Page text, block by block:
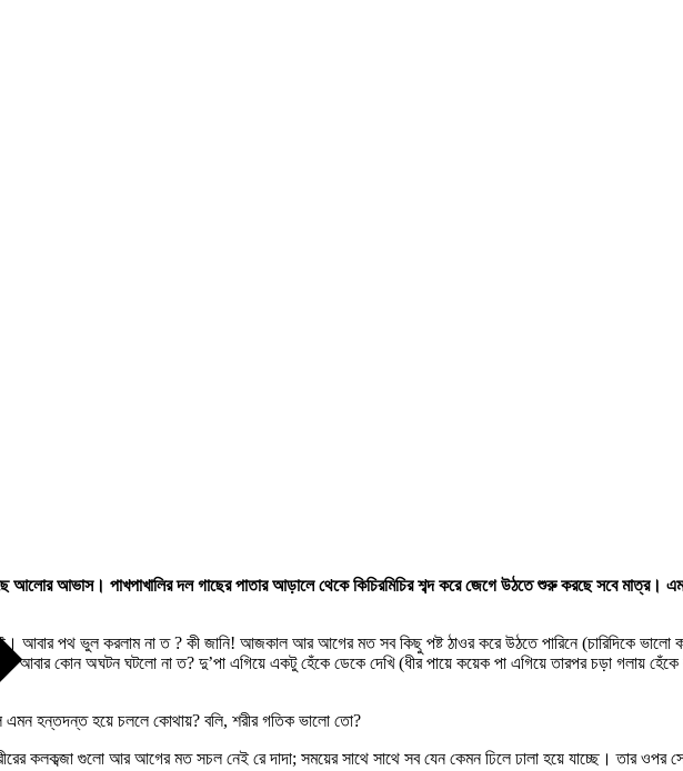
আভাস। পাখপাখালির দল গাছের পাতার আড়ালে থেকে কিচিরমিচির শব্দ করে জেগে উঠতে শুরু করছে সবে মাত্র।
আবার পথ ভুল করলাম না ত ? কী জানি! আজকাল আর আগের মত সব কিছু পষ্ট ঠাওর করে উঠতে পারিনে (চারিদিকে
আবার কোন অঘটন ঘটলো না ত? দু’পা এগিয়ে একটু হেঁকে ডেকে দেখি (ধীর পায়ে কয়েক পা এগিয়ে তারপর চড়া গলায়
হন্তদন্ত হয়ে চললে কোথায়? বলি, শরীর গতিক ভালো তো?
কলকব্জা গুলো আর আগের মত সচল নেই রে দাদা; সময়ের সাথে সাথে সব যেন কেমন ঢিলে ঢালা হয়ে যাচ্ছে। তার